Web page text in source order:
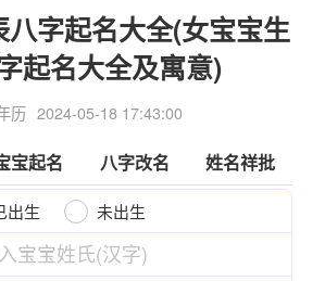
八字起名大全(女宝宝生
起名大全及寓意)
历 2024-05-18 17:43:00
宝起名 八字改名 姓名祥批
出生
未出生